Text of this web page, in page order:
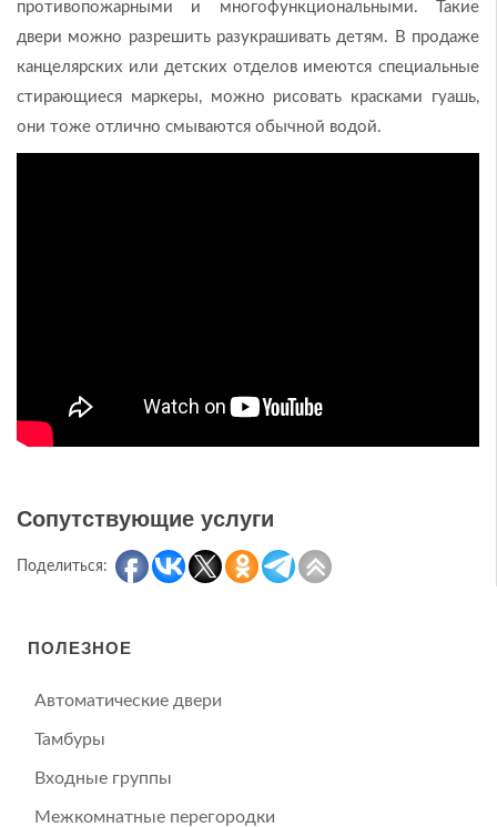
противопожарными и многофункциональными. Такие
двери можно разрешить разукрашивать детям. В продаже
канцелярских или детских отделов имеются специальные
стирающиеся маркеры, можно рисовать красками гуашь,
они тоже отлично смываются обычной водой.
Сопутствующие услуги
Поделиться:
ПОЛЕЗНОЕ
Автоматические двери
Тамбуры
Входные группы
Межкомнатные перегородки